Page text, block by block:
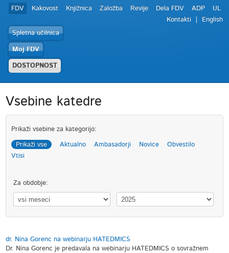
FDV Kakovost Knjižnica Založba Revije Dela FDV ADP
UL
Kontakti
English
Spletna učilnica
Moj FDV
DOSTOPNOST
Vsebine katedre
Prikaži vsebine za kategorijo:
Prikaži vse Aktualno Ambasadorji Novice
Obvestilo
Vtisi
Za obdobje:
dr. Nina Gorenc na webinarju HATEDMICS
Dr. Nina Gorenc je predavala na webinarju HATEDMICS o sovražnem